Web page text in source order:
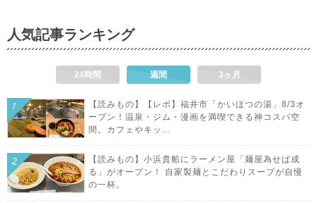
人気記事ランキング
24時間 週間 3ヶ月
【読みもの】【レポ】福井市「かいほつの湯」8/3オ
ープン！温泉・ジム・漫画を満喫できる神コスパ空
間。カフェやキッ...
【読みもの】小浜貴船にラーメン屋「麺屋為せば成
る」がオープン！ 自家製麺とこだわりスープが自慢
の一杯。